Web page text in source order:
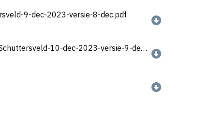
9-dec-2023-versie-8-dec.pdf
Programma-NK-dag-4-finales-Schuttersveld-10-dec-2023-versie-9-dec.pdf